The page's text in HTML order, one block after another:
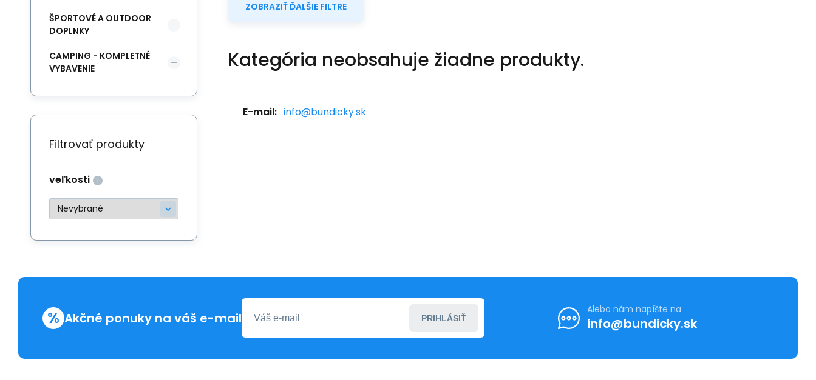
ZOBRAZIŤ ĎALŠIE FILTRE
Kategória neobsahuje žiadne produkty.
E-mail: info@bundicky.sk
ŠPORTOVÉ A OUTDOOR
DOPLNKY
CAMPING - KOMPLETNÉ
VYBAVENIE
Filtrovať produkty
veľkosti
% Akčné ponuky na váš e-mail PRIHLÁSIŤ
Alebo nám napíšte na
info@bundicky.sk